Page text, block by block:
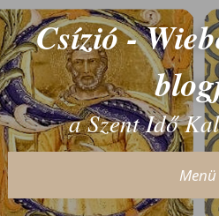
Csízió -
a Szent Idő
Menü